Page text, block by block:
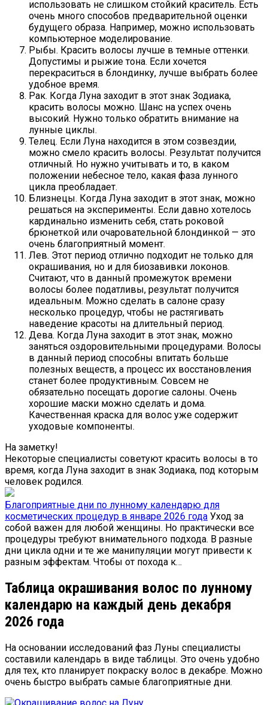
использовать не слишком стойкий краситель. Есть
очень много способов предварительной оценки
будущего образа. Например, можно использовать
компьютерное моделирование.
Рыбы. Красить волосы лучше в темные оттенки.
Допустимы и рыжие тона. Если хочется
перекраситься в блондинку, лучше выбрать более
удобное время.
Рак. Когда Луна заходит в этот знак Зодиака,
красить волосы можно. Шанс на успех очень
высокий. Нужно только обратить внимание на
лунные циклы.
Телец. Если Луна находится в этом созвездии,
можно смело красить волосы. Результат получится
отличный. Но нужно учитывать и то, в каком
положении небесное тело, какая фаза лунного
цикла преобладает.
Близнецы. Когда Луна заходит в этот знак, можно
решаться на эксперименты. Если давно хотелось
кардинально изменить себя, стать роковой
брюнеткой или очаровательной блондинкой — это
очень благоприятный момент.
Лев. Этот период отлично подходит не только для
окрашивания, но и для биозавивки локонов.
Считают, что в данный промежуток времени
волосы более податливы, результат получится
идеальным. Можно сделать в салоне сразу
несколько процедур, чтобы не растягивать
наведение красоты на длительный период.
Дева. Когда Луна заходит в этот знак, можно
заняться оздоровительными процедурами. Волосы
в данный период способны впитать больше
полезных веществ, а процесс их восстановления
станет более продуктивным. Совсем не
обязательно посещать дорогие салоны. Очень
хорошие маски можно сделать и дома.
Качественная краска для волос уже содержит
уходовые компоненты.
На заметку!
Некоторые специалисты советуют красить волосы в то
время, когда Луна заходит в знак Зодиака, под которым
человек родился.
Благоприятные дни по лунному календарю для
косметических процедур в январе 2026 года Уход за
собой важен для любой женщины. Но практически все
процедуры требуют внимательного подхода. В разные
дни цикла одни и те же манипуляции могут привести к
разным эффектам. Чтобы от похода к…
Таблица окрашивания волос по лунному
календарю на каждый день декабря
2026 года
На основании исследований фаз Луны специалисты
составили календарь в виде таблицы. Это очень удобно
для тех, кто планирует покраску волос в декабре. Можно
очень быстро выбрать самые благоприятные дни.